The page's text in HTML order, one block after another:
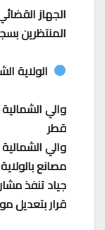
الجهاز
المنتظرين
الولاية
والي
قطر
والي
مصانع بالولاية
جياد تنفذ
قرار بتعديل